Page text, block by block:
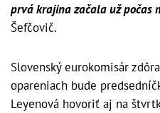
prvá krajina začala už počas
Šefčovič.
Slovenský eurokomisár
opareniach bude
Leyenová hovoriť aj na